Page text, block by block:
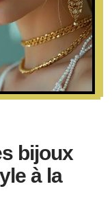
bijoux
à la